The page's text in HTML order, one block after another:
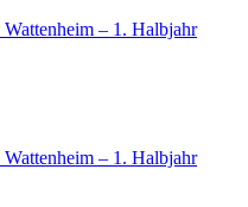
– 1. Halbjahr
– 1. Halbjahr